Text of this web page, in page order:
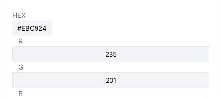
HEX
R
G
B